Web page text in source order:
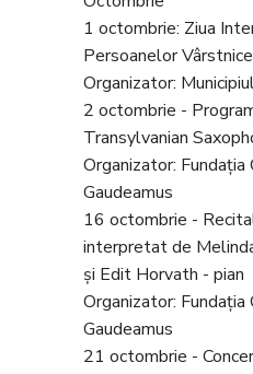
1 octombrie: Ziua
Persoanelor Vârstnice
Organizator:
2 octombrie -
Transylvanian
Organizator:
Gaudeamus
16 octombrie -
interpretat de
și Edit Horvath - pian
Organizator:
Gaudeamus
21 octombrie -